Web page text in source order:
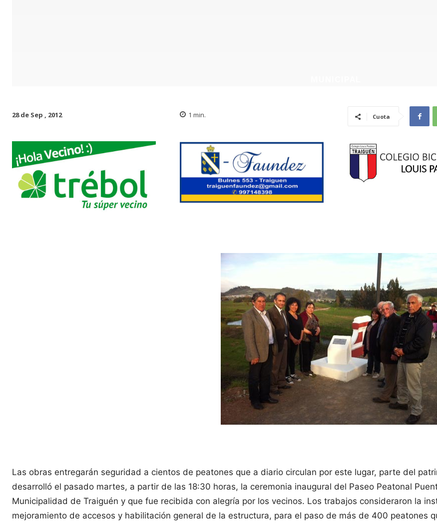
28 de Sep , 2012 1 min. Cuota
Las obras entregarán seguridad a cientos de peatones que a diario circulan por este lugar, parte del
desarrolló el pasado martes, a partir de las 18:30 horas, la ceremonia inaugural del Paseo Peatonal
Municipalidad de Traiguén y que fue recibida con alegría por los vecinos. Los trabajos consideraron la
mejoramiento de accesos y habilitación general de la estructura, para el paso de más de 400 peatones